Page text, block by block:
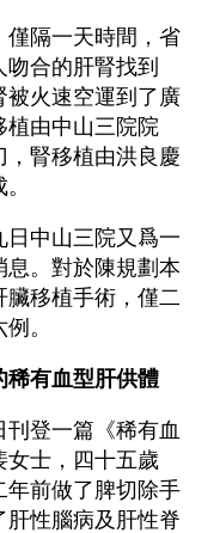
僅隔一天時間，省
合的肝腎找到
被火速空運到了廣
植由中山三院院
腎移植由洪良慶
中山三院又爲一
息。對於陳規劃本
臟移植手術，僅二
。
稀有血型肝供體
登一篇《稀有血
女士，四十五歲
年前做了脾切除手
性腦病及肝性脊